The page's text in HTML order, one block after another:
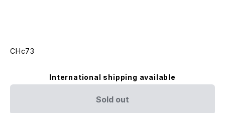
CHc73
International shipping available
Sold out